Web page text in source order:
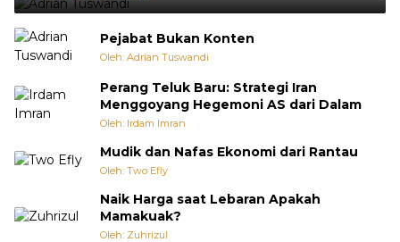
Pejabat Bukan Konten
Oleh: Adrian Tuswandi
Perang Teluk Baru: Strategi Iran
Menggoyang Hegemoni AS dari Dalam
Oleh: Irdam Imran
Mudik dan Nafas Ekonomi dari Rantau
Oleh: Two Efly
Naik Harga saat Lebaran Apakah
Mamakuak?
Oleh: Zuhrizul